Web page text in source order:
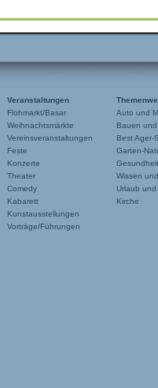
Veranstaltungen
Flohmarkt/Basar
Weihnachtsmärkte
Vereinsveranstaltungen
Feste
Konzerte
Theater
Comedy
Kabarett
Kunstausstellungen
Vorträge/Führungen
Auto und
Bauen
Best Ager-
Garten-
Wissen
Urlaub und
Kirche